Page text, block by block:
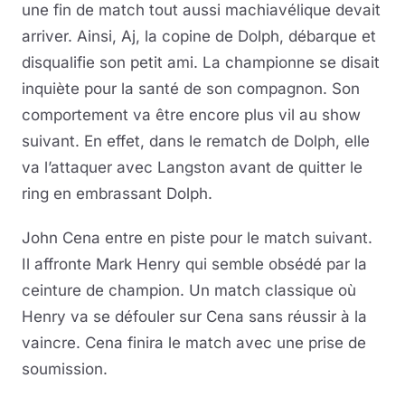
une fin de match tout aussi machiavélique devait
arriver. Ainsi, Aj, la copine de Dolph, débarque et
disqualifie son petit ami. La championne se disait
inquiète pour la santé de son compagnon. Son
comportement va être encore plus vil au show
suivant. En effet, dans le rematch de Dolph, elle
va l’attaquer avec Langston avant de quitter le
ring en embrassant Dolph.
John Cena entre en piste pour le match suivant.
Il affronte Mark Henry qui semble obsédé par la
ceinture de champion. Un match classique où
Henry va se défouler sur Cena sans réussir à la
vaincre. Cena finira le match avec une prise de
soumission.